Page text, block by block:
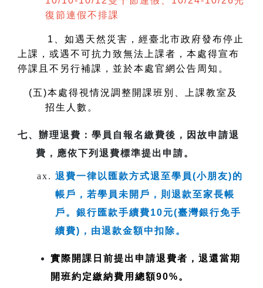
復節連假不排課
1
、如遇天然災害，經臺北市政府發布停止
上課，或遇不可抗力致無法上課者，本處得宣布
停課且不另行補課，並於本處官網公告周知。
(五)本處得視情況調整開課班別、上課教室及
招生人數。
七、 辦理退費 ：學員自報名繳費後，因故申請退
費，應依下列退費標準提出申請。
退費一律以匯款方式退至學員(小朋友)的
帳戶，若學員未開戶，則退款至家長帳
戶。銀行匯款手續費10元(臺灣銀行免手
續費)，由退款金額中扣除。
實際開課日前提出申請退費者，退還當期
開班約定繳納費用總額90%。